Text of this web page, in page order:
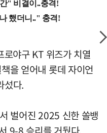
야구 KT 위즈가 치열
을 얻어내 롯데 자이언
섰다.
벌어진 2025 신한 쏠뱅